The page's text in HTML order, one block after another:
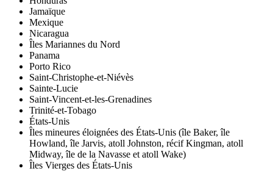
Jamaïque
Mexique
Nicaragua
Îles Mariannes du Nord
Panama
Porto Rico
Saint-Christophe-et-Niévès
Sainte-Lucie
Saint-Vincent-et-les-Grenadines
Trinité-et-Tobago
États-Unis
Îles mineures éloignées des États-Unis (île Baker, île
Howland, île Jarvis, atoll Johnston, récif Kingman, atoll
Midway, île de la Navasse et atoll Wake)
Îles Vierges des États-Unis